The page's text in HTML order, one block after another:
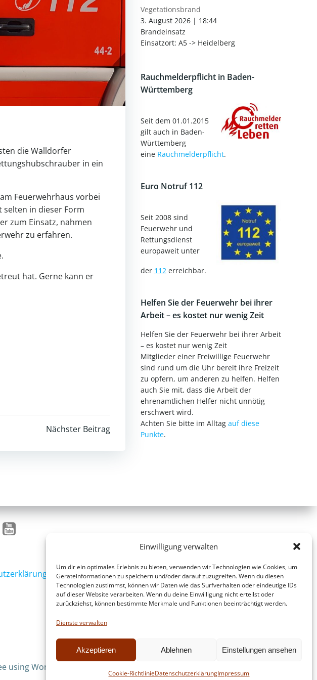
Einwilligung verwalten
Um dir ein optimales Erlebnis zu bieten, verwenden wir Technologien wie Cookies, um
Geräteinformationen zu speichern und/oder darauf zuzugreifen. Wenn du diesen
Technologien zustimmst, können wir Daten wie das Surfverhalten oder eindeutige IDs
auf dieser Website verarbeiten. Wenn du deine Einwilligung nicht erteilst oder
zurückziehst, können bestimmte Merkmale und Funktionen beeinträchtigt werden.
Dienste verwalten
Akzeptieren Ablehnen Einstellungen ansehen
Cookie-RichtlinieDatenschutzerklärungImpressum
die Walldorfer
in ein
Feuerwehrhaus vorbei
selten in dieser Form
zum Einsatz, nahmen
zu erfahren.
hat. Gerne kann er
Nächster Beitrag
Vegetationsbrand
3. August 2026 | 18:44
Brandeinsatz
Einsatzort: A5 -> Heidelberg
Rauchmelderpflicht in Baden-
Württemberg
Seit dem 01.01.2015
gilt auch in Baden-
Württemberg
eine Rauchmelderpflicht.
Euro Notruf 112
Seit 2008 sind
Feuerwehr und
Rettungsdienst
europaweit unter
der 112 erreichbar.
Helfen Sie der Feuerwehr bei ihrer
Arbeit – es kostet nur wenig Zeit
Helfen Sie der Feuerwehr bei ihrer Arbeit
– es kostet nur wenig Zeit
Mitglieder einer Freiwillige Feuerwehr
sind rund um die Uhr bereit ihre Freizeit
zu opfern, um anderen zu helfen. Helfen
auch Sie mit, dass die Arbeit der
ehrenamtlichen Helfer nicht unnötig
erschwert wird.
Achten Sie bitte im Alltag auf diese
Punkte.
using WordPress and